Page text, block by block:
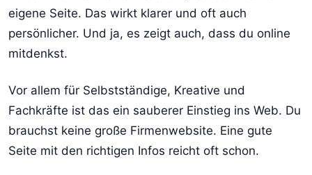
eigene Seite. Das wirkt klarer und oft auch
persönlicher. Und ja, es zeigt auch, dass du online
mitdenkst.
Vor allem für Selbstständige, Kreative und
Fachkräfte ist das ein sauberer Einstieg ins Web. Du
brauchst keine große Firmenwebsite. Eine gute
Seite mit den richtigen Infos reicht oft schon.